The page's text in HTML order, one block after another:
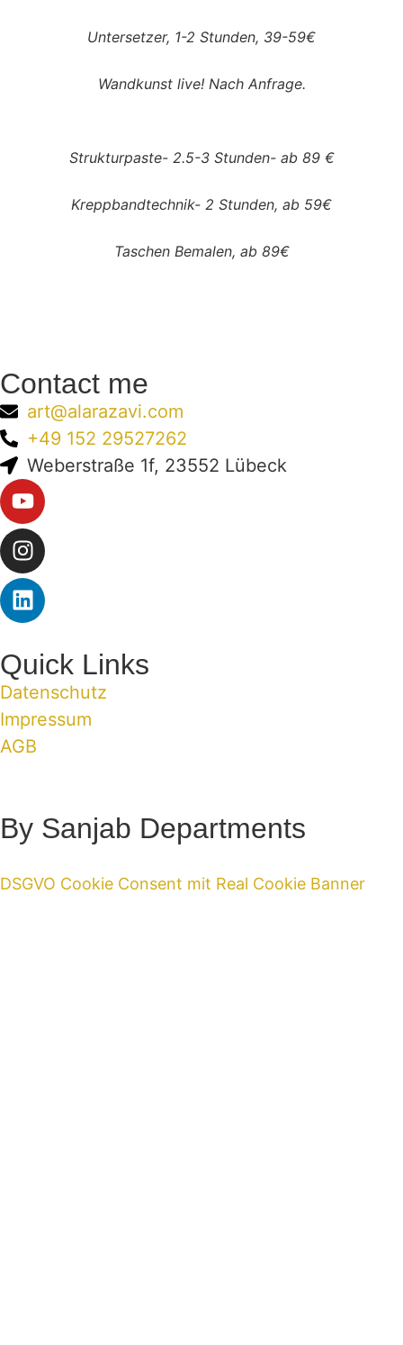
Untersetzer, 1-2 Stunden, 39-59€
Wandkunst live! Nach Anfrage.
Strukturpaste- 2.5-3 Stunden- ab 89 €
Kreppbandtechnik- 2 Stunden, ab 59€
Taschen Bemalen, ab 89€
Contact me
art@alarazavi.com
+49 152 29527262
Weberstraße 1f, 23552 Lübeck
Quick Links
Datenschutz
Impressum
AGB
By Sanjab Departments
DSGVO Cookie Consent mit Real Cookie Banner